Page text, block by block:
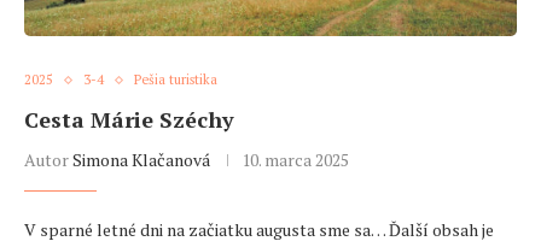
2025 3-4 Pešia turistika
Cesta Márie Széchy
AutorSimona Klačanová 10. marca 2025
V sparné letné dni na začiatku augusta sme sa… Ďalší obsah je